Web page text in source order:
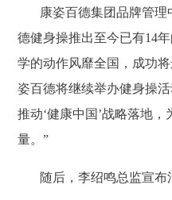
康姿百德集团品牌管
德健身操推出至今已有14
学的动作风靡全国，成功
姿百德将继续举办健身操
推动‘健康中国’战略落地
量。”
随后，李绍鸣总监宣布